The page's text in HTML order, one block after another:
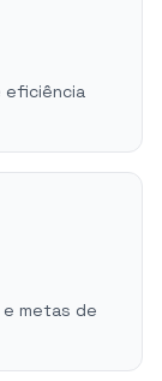
eficiência
metas de